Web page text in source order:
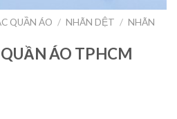
QUẦN ÁO / NHÃN DỆT / NHÃN
ÁO TPHCM